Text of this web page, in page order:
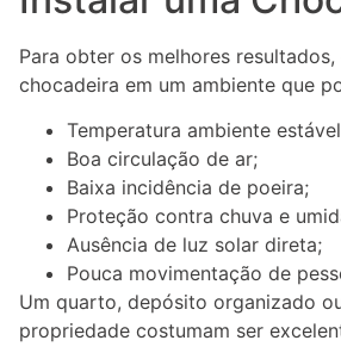
Para obter os melhores
chocadeira em um ambiente que
Temperatura ambiente
Boa circulação de ar;
Baixa incidência de poeira;
Proteção contra chuva e
Ausência de luz solar direta;
Pouca movimentação de
Um quarto, depósito organizado
propriedade costumam ser